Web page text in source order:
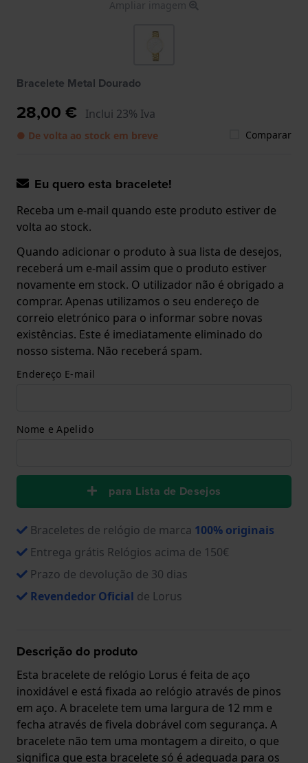
Ampliar imagem
Bracelete Metal Dourado
28,00 € Inclui 23% Iva
● De volta ao stock em breve Comparar
Eu quero esta bracelete!
Receba um e-mail quando este produto estiver de
volta ao stock.
Quando adicionar o produto à sua lista de desejos,
receberá um e-mail assim que o produto estiver
novamente em stock. O utilizador não é obrigado a
comprar. Apenas utilizamos o seu endereço de
correio eletrónico para o informar sobre novas
existências. Este é imediatamente eliminado do
nosso sistema. Não receberá spam.
Endereço E-mail
Nome e Apelido
para Lista de Desejos
Braceletes de relógio de marca 100% originais
Entrega grátis Relógios acima de 150€
Prazo de devolução de 30 dias
Revendedor Oficial de Lorus
Descrição do produto
Esta bracelete de relógio Lorus é feita de aço
inoxidável e está fixada ao relógio através de pinos
em aço. A bracelete tem uma largura de 12 mm e
fecha através de fivela dobrável com segurança. A
bracelete não tem uma montagem a direito, o que
significa que esta bracelete só é adequada para os